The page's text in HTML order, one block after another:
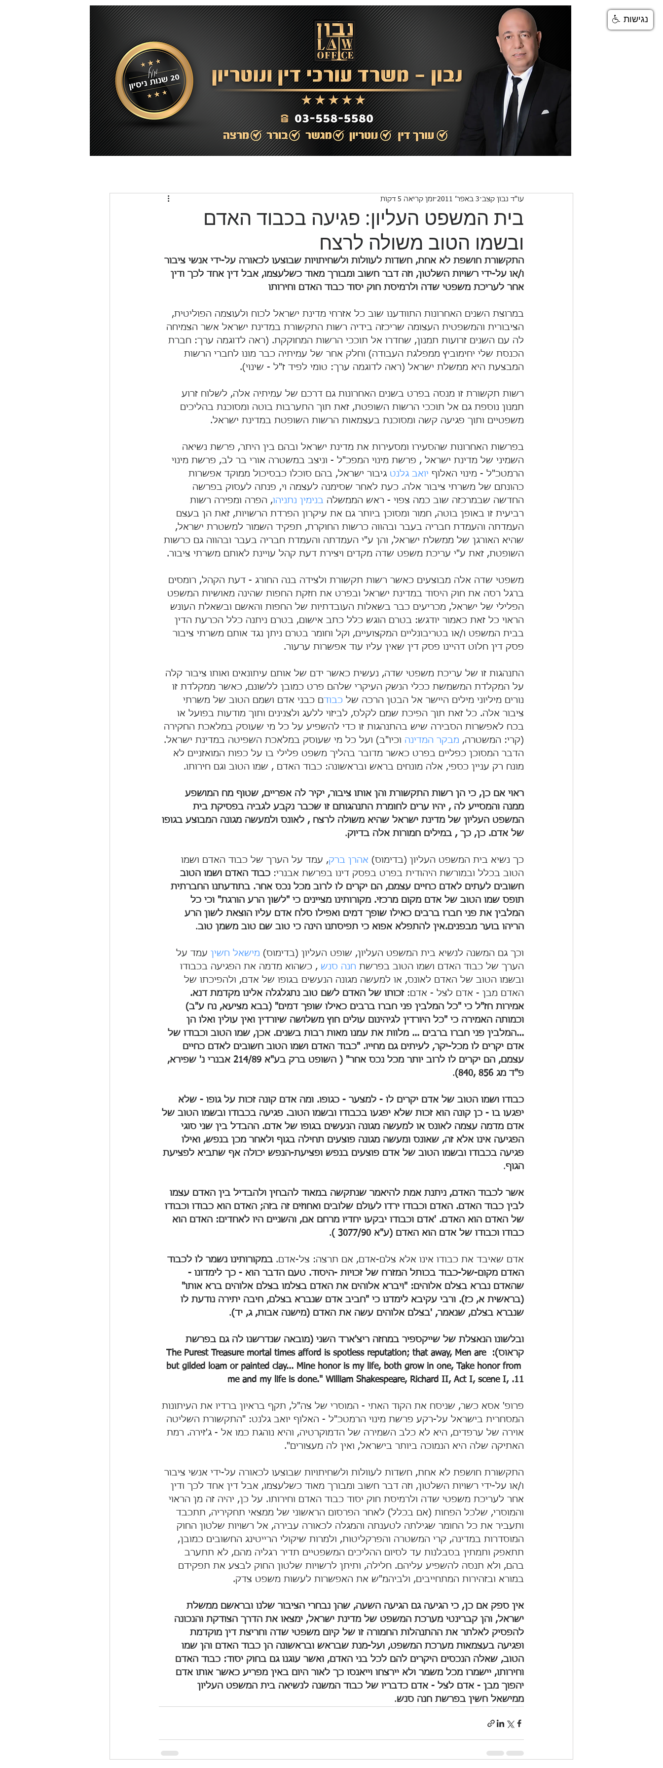
בית המשפט העליון: פגיעה בכבוד האדם
ובשמו הטוב משולה לרצח
עו"ד נבון קצב 3 באפר׳ 2011 זמן קריאה 5 דקות
התקשורת חושפת לא אחת, חשדות לעוולות ולשחיתויות שבוצעו לכאורה על-ידי אנשי ציבור
ו/או על-ידי רשויות השלטון, וזה דבר חשוב ומבורך מאוד כשלעצמו, אבל דין אחד לכך ודין
אחר לעריכת משפטי שדה ולרמיסת חוק יסוד כבוד האדם וחירותו
במרוצת השנים האחרונות התוודענו שוב כל אזרחי מדינת ישראל לכוח ולעוצמה הפוליטית,
הציבורית והמשפטית העצומה שריכזה בידיה רשות התקשורת במדינת ישראל אשר הצמיחה
לה עם השנים זרועות תמנון, שחדרו אל תוככי הרשות המחוקקת. (ראה לדוגמה ערך: חברת
הכנסת שלי יחימוביץ ממפלגת העבודה) וחלק אחר של עמיתיה כבר מונו לחברי הרשות
המבצעת היא ממשלת ישראל (ראה לדוגמה ערך: טומי לפיד ז"ל - שינוי).
רשות תקשורת זו מנסה בפרט בשנים האחרונות גם דרכם של עמיתיה אלה, לשלוח זרוע
תמנון נוספת גם אל תוככי הרשות השופטת, זאת תוך התערבות בוטה ומסוכנת בהליכים
משפטיים ותוך פגיעה קשה ומסוכנת בעצמאות הרשות השופטת במדינת ישראל.
בפרשות האחרונות שהסעירו ומסעירות את מדינת ישראל ובהם בין היתר, פרשת נשיאה
השמיני של מדינת ישראל , פרשת מינוי המפכ"ל - וניצב במשטרה אורי בר לב, פרשת מינוי
הרמטכ"ל - מינוי האלוף יואב גלנט גיבור ישראל, בהם סוכלו כבסיכול ממוקד אפשרות
כהונתם של משרתי ציבור אלה. כעת לאחר שסימנה לעצמה וי, פנתה לעסוק בפרשה
החדשה שבמרכזה שוב כמה צפוי - ראש הממשלה בנימין נתניהו, הפרה ומפירה רשות
רביעית זו באופן בוטה, חמור ומסוכן ביותר גם את עיקרון הפרדת הרשויות, זאת הן בעצם
העמדתה והעמדת חבריה בעבר ובהווה כרשות החוקרת, תפקיד השמור למשטרת ישראל,
שהיא האורגן של ממשלת ישראל, והן ע"י העמדתה והעמדת חבריה בעבר ובהווה גם כרשות
השופטת, זאת ע"י עריכת משפט שדה מקדים ויצירת דעת קהל עויינת לאותם משרתי ציבור.
משפטי שדה אלה מבוצעים כאשר רשות תקשורת ולצידה בנה החורג - דעת הקהל, רומסים
ברגל רסה את חוק היסוד במדינת ישראל ובפרט את חזקת החפות שהינה מאושיות המשפט
הפלילי של ישראל, מכריעים כבר בשאלות העובדתיות של החפות והאשם ובשאלת העונש
הראוי כל זאת כאמור יודגש: בטרם הוגש כלל כתב אישום, בטרם ניתנה כלל הכרעת הדין
בבית המשפט ו/או בטריבונליים המקצועיים, וקל וחומר בטרם ניתן נגד אותם משרתי ציבור
פסק דין חלוט דהיינו פסק דין שאין עליו עוד אפשרות ערעור.
התנהגות זו של עריכת משפטי שדה, נעשית כאשר ידם של אותם עיתונאים ואותו ציבור קלה
על המקלדת המשמשת ככלי הנשק העיקרי שלהם פרט כמובן ללשונם, כאשר ממקלדת זו
נורים מיליוני מילים היישר אל הבטן הרכה של כבודם כבני אדם ושמם הטוב של משרתי
ציבור אלה. כל זאת תוך הפיכת שמם לקלס, לביזוי ללעג ולצנינים ותוך מודעות בפועל או
בכח לאפשרות הסבירה שיש בהתנהגות זו כדי להשפיע על כל מי שעוסק במלאכת החקירה
(קרי: המשטרה, מבקר המדינה וכיו"ב) ועל כל מי שעוסק במלאכת השפיטה במדינת ישראל.
הדבר המסוכן כפליים בפרט כאשר מדובר בהליך משפט פלילי בו על כפות המואזניים לא
מונח רק עניין כספי, אלה מונחים בראש ובראשונה: כבוד האדם , שמו הטוב וגם חירותו.
ראוי אם כן, כי הן רשות התקשורת והן אותו ציבור, יקיר לה אפריים, שטוף מח המושפע
ממנה והמסייע לה , יהיו ערים לחומרת התנהגותם זו שכבר נקבע לגביה בפסיקת בית
המשפט העליון של מדינת ישראל שהיא משולה לרצח , לאונס ולמעשה מגונה המבוצע בגופו
של אדם. כן, כך , במילים חמורות אלה בדיוק.
כך נשיא בית המשפט העליון (בדימוס) אהרן ברק, עמד על הערך של כבוד האדם ושמו
הטוב בכלל ובמורשת היהודית בפרט בפסק דינו בפרשת אבנרי: כבוד האדם ושמו הטוב
חשובים לעתים לאדם כחיים עצמם, הם יקרים לו לרוב מכל נכס אחר. בתודעתנו החברתית
תופס שמו הטוב של אדם מקום מרכזי. מקורותינו מציינים כי "לשון הרע הורגת" וכי כל
המלבין את פני חברו ברבים כאילו שופך דמים ואפילו סלח אדם עליו הוצאת לשון הרע
הריהו בוער מבפנים.אין להתפלא אפוא כי תפיסתנו הינה כי טוב שם טוב משמן טוב.
וכך גם המשנה לנשיא בית המשפט העליון, שופט העליון (בדימוס) מישאל חשין עמד על
הערך של כבוד האדם ושמו הטוב בפרשת חנה סנש , כשהוא מדמה את הפגיעה בכבודו
ובשמו הטוב של האדם לאונס, או למעשה מגונה הנעשים בגופו של אדם, ולהפיכתו של
האדם מבן - אדם לצל - אדם: זכותו של האדם לשם טוב נתגלגלה אלינו מקדמת דנא.
אמירות חז"ל כי "כל המלבין פני חברו ברבים כאילו שופך דמים" (בבא מציעא, נח ע"ב)
וכמותה האמירה כי "כל היורדין לגיהינום עולים חוץ משלושה שיורדין ואין עולין ואלו הן
...המלבין פני חברו ברבים ... מלוות את עמנו מאות רבות בשנים. אכן, שמו הטוב וכבודו של
אדם יקרים לו מכל-יקר, לעיתים גם מחייו. "כבוד האדם ושמו הטוב חשובים לאדם כחיים
עצמם, הם יקרים לו לרוב יותר מכל נכס אחר" ( השופט ברק בע"א 214/89 אבנרי נ' שפירא,
פ"ד מג 856 ,840)
.
כבודו ושמו הטוב של אדם יקרים לו - למצער - כגופו. ומה אדם קונה זכות על גופו - שלא
יפגעו בו - כן קונה הוא זכות שלא יפגעו בכבודו ובשמו הטוב. פגיעה בכבודו ובשמו הטוב של
אדם מדמה עצמה לאונס או למעשה מגונה הנעשים בגופו של אדם. ההבדל בין שני סוגי
הפגיעה אינו אלא זה, שאונס ומעשה מגונה פוצעים תחילה בגוף ולאחר מכן בנפש, ואילו
פגיעה בכבודו ובשמו הטוב של אדם פוצעים בנפש ופציעת-הנפש יכולה אף שתביא לפציעת
הגוף.
אשר לכבוד האדם, ניתנת אמת להיאמר שנתקשה במאוד להבחין ולהבדיל בין האדם עצמו
לבין כבוד האדם. האדם וכבודו ירדו לעולם שלובים ואחוזים זה בזה; האדם הוא כבודו וכבודו
של האדם הוא האדם. 'אדם וכבודו יבקעו יחדיו מרחם אם, והשניים היו לאחדים: האדם הוא
כבודו וכבודו של אדם הוא האדם (ע"א 3077/90 )
.
אדם שאיבד את כבודו אינו אלא צלם-אדם, אם תרצה: צל-אדם. במקורותינו נשמר לו לכבוד
האדם מקום-של-כבוד בכותל המזרח של זכויות -היסוד. טעם הדבר הוא - כך לימדונו -
שהאדם נברא בצלם אלוהים: "ויברא אלוהים את האדם בצלמו בצלם אלוהים ברא אותו"
(בראשית א, כז). ורבי עקיבא לימדנו כי "חביב אדם שנברא בצלם, חיבה יתירה נודעת לו
שנברא בצלם, שנאמר, 'בצלם אלוהים עשה את האדם (מישנה אבות, ג, יד).
ובלשונו הנאצלת של שייקספיר במחזה ריצ'ארד השני (מובאה שנדרשנו לה גם בפרשת
קראוס): The Purest Treasure mortal times afford is spotless reputation; that away, Men are
but gilded loam or painted clay... Mine honor is my life, both grow in one, Take honor from
me and my life is done." William Shakespeare, Richard II, Act I, scene I, .11
פרופ' אסא כשר, שניסח את הקוד האתי - המוסרי של צה"ל, תקף בראיון ברדיו את העיתונות
המסחרית בישראל על-רקע פרשת מינוי הרמטכ"ל - האלוף יואב גלנט: "התקשורת השליטה
אוירה של ערפדים, היא לא כלב השמירה של הדמוקרטיה, והיא נוהגת כמו אל - ג'זירה. רמת
האתיקה שלה היא הנמוכה ביותר בישראל, ואין לה מעצורים".
התקשורת חושפת לא אחת, חשדות לעוולות ולשחיתויות שבוצעו לכאורה על-ידי אנשי ציבור
ו/או על-ידי רשויות השלטון, וזה דבר חשוב ומבורך מאוד כשלעצמו, אבל דין אחד לכך ודין
אחר לעריכת משפטי שדה ולרמיסת חוק יסוד כבוד האדם וחירותו. על כן, יהיה זה מן הראוי
והמוסרי, שלכל הפחות (אם בכלל) לאחר הפרסום הראשוני של ממצאי תחקיריה, תתכבד
ותעביר את כל החומר שגילתה לטענתה והמגלה לכאורה עבירה, אל רשויות שלטון החוק
המוסדרות במדינה, קרי המשטרה והפרקליטות, ולמרות שיקולי הרייטינג החשובים כמובן,
תתאפק ותמתין בסבלנות עד לסיום ההליכים המשפטיים תדיר רגליה מהם, לא תתערב
בהם, ולא תנסה להשפיע עליהם. חלילה, ותיתן לרשויות שלטון החוק לבצע את תפקידם
במורא ובזהירות המתחייבים, ולביהמ"ש את האפשרות לעשות משפט צדק.
אין ספק אם כן, כי הגיעה גם הגיעה השעה, שהן נבחרי הציבור שלנו ובראשם ממשלת
ישראל, והן קברינטי מערכת המשפט של מדינת ישראל, ימצאו את הדרך הצודקת והנכונה
להפסיק לאלתר את ההתנהלות החמורה זו של קיום משפטי שדה וחריצת דין מוקדמת
ופגיעה בעצמאות מערכת המשפט, ועל-מנת שבראש ובראשונה הן כבוד האדם והן שמו
הטוב, שאלה הנכסים היקרים להם לכל בני האדם, ואשר עוגנו גם בחוק יסוד: כבוד האדם
וחירותו, יישמרו מכל משמר ולא יירצחו וייאנסו כך לאור היום באין מפריע כאשר אותו אדם
יהפוך מבן - אדם לצל - אדם כדבריו של כבוד המשנה לנשיאה בית המשפט העליון
ממישאל חשין בפרשת חנה סנש.
נגישות